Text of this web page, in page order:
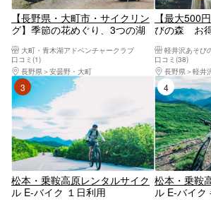
【長野県・大町市・サイクリン
グ】季節の花めぐり、3つの湖
走ろう（レンタサイクル）
大町・青木湖アドベンチャークラブ
口コミ(1)
長野県
安曇野・大町
【最大500
びの森 お
軽井沢あそび
口コミ(38)
長野県
軽井
3位
松本・乗鞍高原レンタルサイク
ル E-バイク １日利用
4位
松本・乗鞍
ル E-バイク